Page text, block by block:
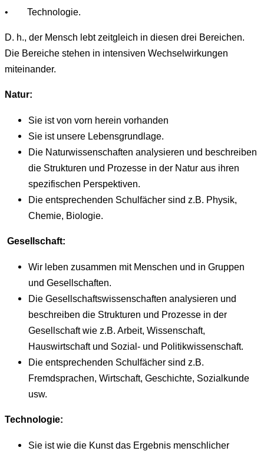
• Technologie.
D. h., der Mensch lebt zeitgleich in diesen drei Bereichen.
Die Bereiche stehen in intensiven Wechselwirkungen
miteinander.
Natur:
Sie ist von vorn herein vorhanden
Sie ist unsere Lebensgrundlage.
Die Naturwissenschaften analysieren und beschreiben
die Strukturen und Prozesse in der Natur aus ihren
spezifischen Perspektiven.
Die entsprechenden Schulfächer sind z.B. Physik,
Chemie, Biologie.
Gesellschaft:
Wir leben zusammen mit Menschen und in Gruppen
und Gesellschaften.
Die Gesellschaftswissenschaften analysieren und
beschreiben die Strukturen und Prozesse in der
Gesellschaft wie z.B. Arbeit, Wissenschaft,
Hauswirtschaft und Sozial- und Politikwissenschaft.
Die entsprechenden Schulfächer sind z.B.
Fremdsprachen, Wirtschaft, Geschichte, Sozialkunde
usw.
Technologie:
Sie ist wie die Kunst das Ergebnis menschlicher